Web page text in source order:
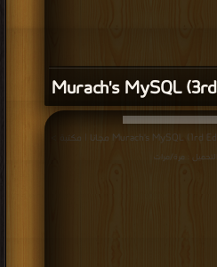
| التحميل : مرة/مرات